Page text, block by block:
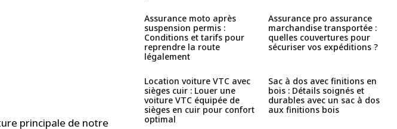
principale de notre
Assurance moto après
suspension permis :
Conditions et tarifs pour
reprendre la route
légalement
Assurance pro assurance
marchandise transportée :
quelles couvertures pour
sécuriser vos expéditions ?
Location voiture VTC avec
sièges cuir : Louer une
voiture VTC équipée de
sièges en cuir pour confort
optimal
Sac à dos avec finitions en
bois : Détails soignés et
durables avec un sac à dos
aux finitions bois